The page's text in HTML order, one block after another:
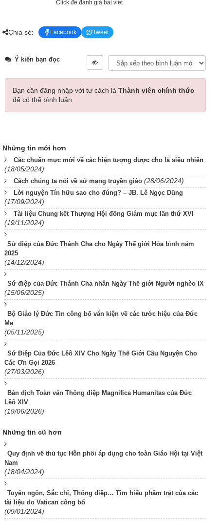
Click để đánh giá bài viết
Chia sẻ: Facebook Tweet
Ý kiến bạn đọc
Bạn cần đăng nhập với tư cách là Thành viên chính thức
để có thể bình luận
Những tin mới hơn
Các chuẩn mực mới về các hiện tượng được cho là siêu nhiên
(18/05/2024)
Cách chúng ta nói về sứ mạng truyền giáo (28/06/2024)
Lời nguyện Tín hữu sao cho đúng? – JB. Lê Ngọc Dũng
(17/09/2024)
Tài liệu Chung kết Thượng Hội đồng Giám mục lần thứ XVI
(19/11/2024)
Sứ điệp của Đức Thánh Cha cho Ngày Thế giới Hòa bình năm
2025
(14/12/2024)
Sứ điệp của Đức Thánh Cha nhân Ngày Thế giới Người nghèo IX
(15/06/2025)
Bộ Giáo lý Đức Tin công bố văn kiện về các tước hiệu của Đức
Mẹ
(05/11/2025)
Sứ Điệp Của Đức Lêô XIV Cho Ngày Thế Giới Cầu Nguyện Cho
Các Ơn Gọi 2026
(27/03/2026)
Bản dịch Toàn văn Thông điệp Magnifica Humanitas của Đức
Lêô XIV
(19/06/2026)
Những tin cũ hơn
Quy định về thủ tục Hôn phối áp dụng cho toàn Giáo Hội tại Việt
Nam
(18/04/2024)
Tuyên ngôn, Sắc chỉ, Thông điệp… Tìm hiểu phẩm trật của các
tài liệu do Vatican công bố
(09/01/2024)